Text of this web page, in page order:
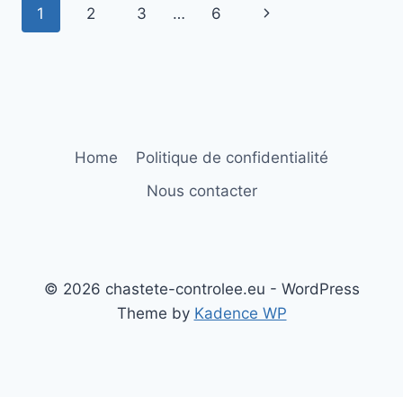
Page
navigation
1 2 3 … 6
Next
Home
Politique de confidentialité
Nous contacter
© 2026 chastete-controlee.eu - WordPress
Theme by Kadence WP